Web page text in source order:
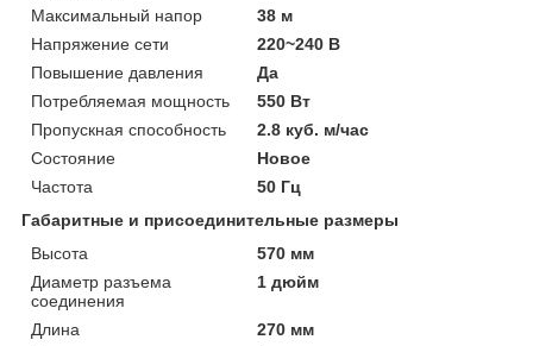
Максимальный напор
38 м
Напряжение сети
220~240 В
Повышение давления
Да
Потребляемая мощность
550 Вт
Пропускная способность
2.8 куб. м/час
Состояние
Новое
Частота
50 Гц
Габаритные и присоединительные размеры
Высота
570 мм
Диаметр разъема
соединения
1 дюйм
Длина
270 мм